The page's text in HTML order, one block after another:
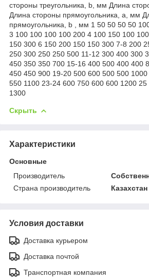
стороны треугольника, b, мм Длина
Длина стороны прямоугольника, а, мм
прямоугольника, b , мм 1 50 50 50 50
3 100 100 100 100 200 4 100 150 100
150 300 6 150 200 150 150 300 7-8 200
250 300 250 250 500 11-12 300 400 300
450 350 350 700 15-16 400 500 400 400
450 450 900 19-20 500 600 500 500
550 1100 23-24 600 750 600 600 1200
1300
Скрыть
Характеристики
Основные
Производитель
Страна производитель
Казахстан
Условия доставки
Доставка курьером
Доставка почтой
Транспортная компания